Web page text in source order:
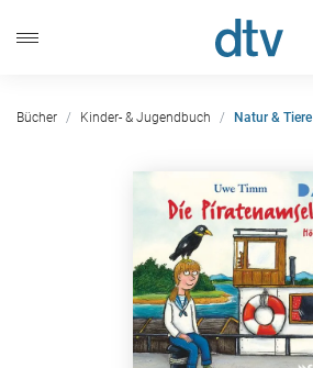
Bücher Kinder- & Jugendbuch Natur & Tiere